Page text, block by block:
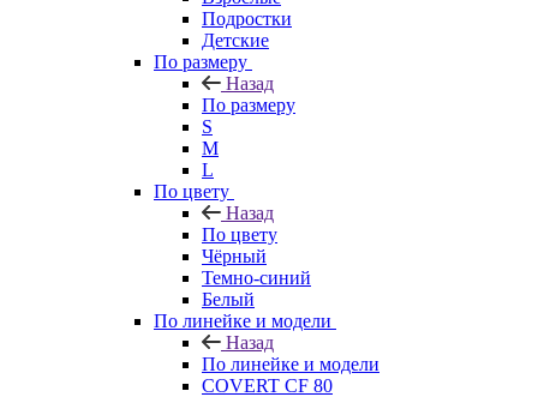
Подростки
Детские
По размеру
Назад
По размеру
S
M
L
По цвету
Назад
По цвету
Чёрный
Темно-синий
Белый
По линейке и модели
Назад
По линейке и модели
COVERT CF 80